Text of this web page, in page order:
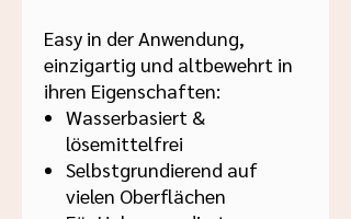
Easy in der Anwendung,
einzigartig und altbewehrt in
ihren Eigenschaften:
Wasserbasiert &
lösemittelfrei
Selbstgrundierend auf
vielen Oberflächen